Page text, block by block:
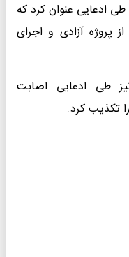
طی ادعایی عنوان کرد که
پروژه آزادی و اجرای
طی ادعایی اصابت
تکذیب کرد.